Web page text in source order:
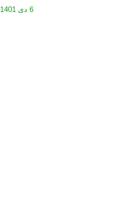
6 دی 1401